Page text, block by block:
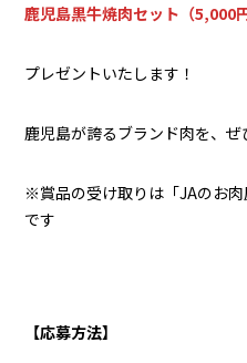
鹿児島黒牛焼肉セット（5,000
プレゼントいたします！
鹿児島が誇るブランド肉を、
※賞品の受け取りは「JAのお
です
【応募方法】